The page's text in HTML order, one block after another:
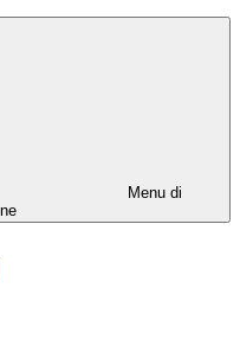
Menu di